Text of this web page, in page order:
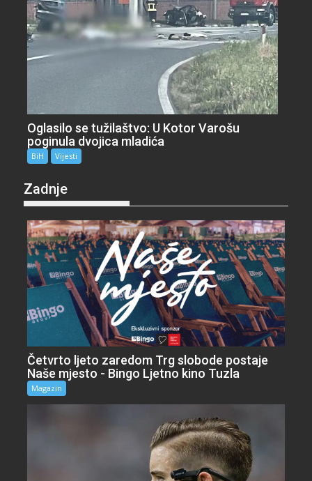
Oglasilo se tužilaštvo: U Kotor Varošu
poginula dvojica mladića
BiH Vijesti
Zadnje
Četvrto ljeto zaredom Trg slobode postaje
Naše mjesto - Bingo Ljetno kino Tuzla
Magazin